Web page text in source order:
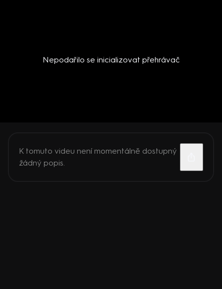
Nepodařilo se inicializovat přehrávač
K tomuto videu není momentálně dostupný
žádný popis.